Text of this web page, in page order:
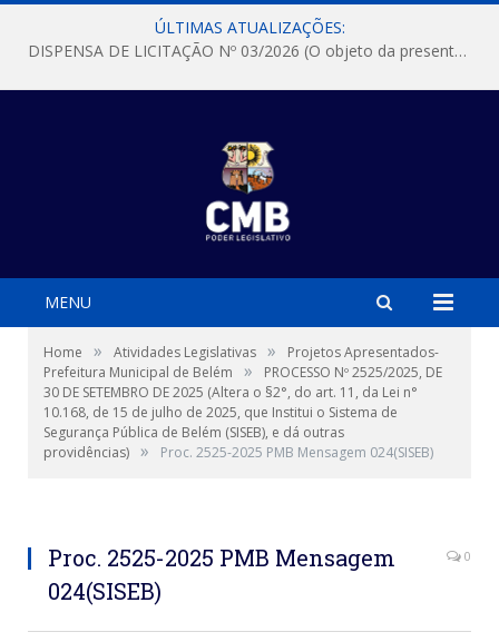
ÚLTIMAS ATUALIZAÇÕES:
DISPENSA DE LICITAÇÃO Nº 03/2026 (O objeto da presente dispensa é a escolha da proposta mais vantajosa para a aquisição, de aparelhos de ar condicionado, tipo Split, com material de instalação e fogão industrial, conforme condições, quantidades e exigências estabelecidas no termo de referencia e neste aviso de contratação direta e seus anexos)
MENU
Home » Atividades Legislativas »
Projetos Apresentados-
Prefeitura Municipal de Belém
»
PROCESSO Nº 2525/2025, DE
30 DE SETEMBRO DE 2025 (Altera o §2°, do art. 11, da Lei n°
10.168, de 15 de julho de 2025, que Institui o Sistema de
Segurança Pública de Belém (SISEB), e dá outras
providências) » Proc. 2525-2025 PMB Mensagem 024(SISEB)
Proc. 2525-2025 PMB Mensagem
024(SISEB)
0